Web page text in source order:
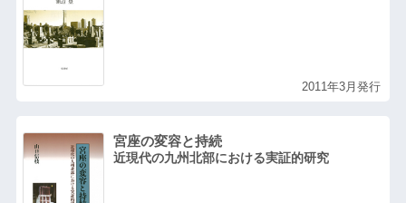
2011年3月発行
宮座の変容と持続
近現代の九州北部における実証的研究